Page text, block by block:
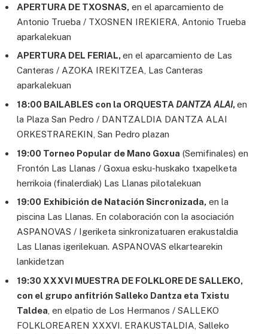
APERTURA DE TXOSNAS, en el aparcamiento de
Antonio Trueba / TXOSNEN IREKIERA, Antonio Trueba
aparkalekuan
APERTURA DEL FERIAL,en el aparcamiento de Las
Canteras / AZOKA IREKITZEA, Las Canteras
aparkalekuan
18:00 BAILABLES con la ORQUESTA DANTZA ALAI,en
la Plaza San Pedro / DANTZALDIA DANTZA ALAI
ORKESTRAREKIN, San Pedro plazan
19:00 Torneo Popular de Mano Goxua (Semifinales) en
Frontón Las Llanas / Goxua esku-huskako txapelketa
herrikoia (finalerdiak) Las Llanas pilotalekuan
19:00 Exhibición de Natación Sincronizada, en la
piscina Las Llanas. En colaboración con la asociación
ASPANOVAS / Igeriketa sinkronizatuaren erakustaldia
Las Llanas igerilekuan. ASPANOVAS elkartearekin
lankidetzan
19:30 XXXVI MUESTRA DE FOLKLORE DE SALLEKO,
con el grupo anfitrión Salleko Dantza eta Txistu
Taldea , en elpatio de Los Hermanos / SALLEKO
FOLKLOREAREN XXXVI. ERAKUSTALDIA, Salleko